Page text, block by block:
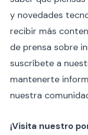
y novedades
recibir más
de prensa sobre
suscríbete a
mantenerte
nuestra
¡Visita nuestro